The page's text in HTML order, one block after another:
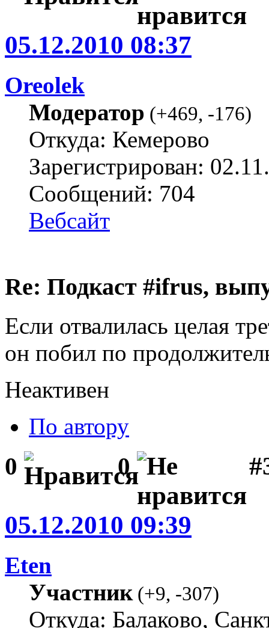
05.12.2010 08:37
Oreolek
Модератор (+469, -176)
Откуда: Кемерово
Зарегистрирован:
Сообщений: 704
Вебсайт
Re: Подкаст #ifrus,
Если отвалилась целая
он побил по
Неактивен
По автору
0 0
05.12.2010 09:39
Eten
Участник(+9, -307)
Откуда: Балаково,